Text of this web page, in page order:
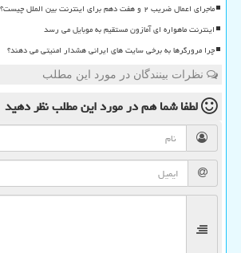
ماجرای اعمال ضریب ۲ و هفت دهم برای اینترنت بین الملل چیست؟
اینترنت ماهواره ای آمازون مستقیم به موبایل می رسد
چرا مرورگرها به برخی سایت های ایرانی هشدار امنیتی می دهند؟
نظرات بینندگان در مورد این مطلب
لطفا شما همدر مورد این مطلبنظر دهید